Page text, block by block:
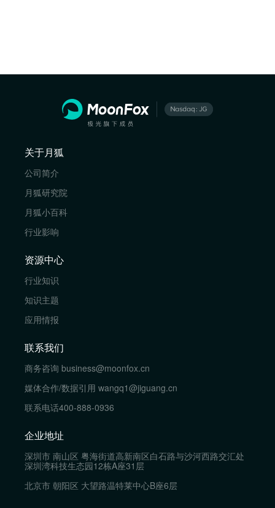
关于月狐
公司简介
月狐研究院
月狐小百科
行业影响
资源中心
行业知识
知识主题
应用情报
联系我们
商务咨询 business@moonfox.cn
媒体合作/数据引用 wangq1@jiguang.cn
联系电话400-888-0936
企业地址
深圳市 南山区 粤海街道高新南区白石路与沙河西路交汇处
深圳湾科技生态园12栋A座31层
北京市 朝阳区 大望路温特莱中心B座6层